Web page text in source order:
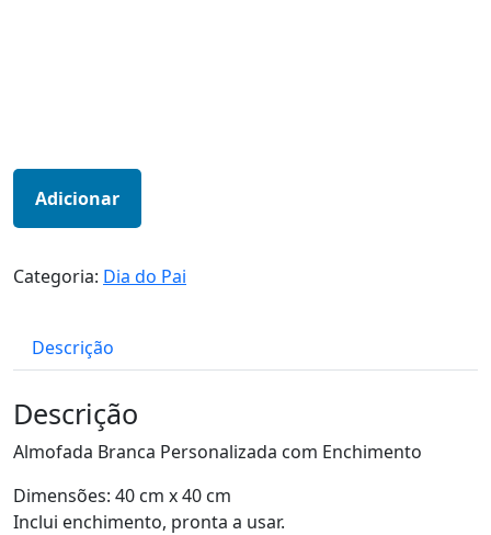
Adicionar
Categoria: Dia do Pai
Descrição
Descrição
Almofada Branca Personalizada com Enchimento
Dimensões: 40 cm x 40 cm
Inclui enchimento, pronta a usar.